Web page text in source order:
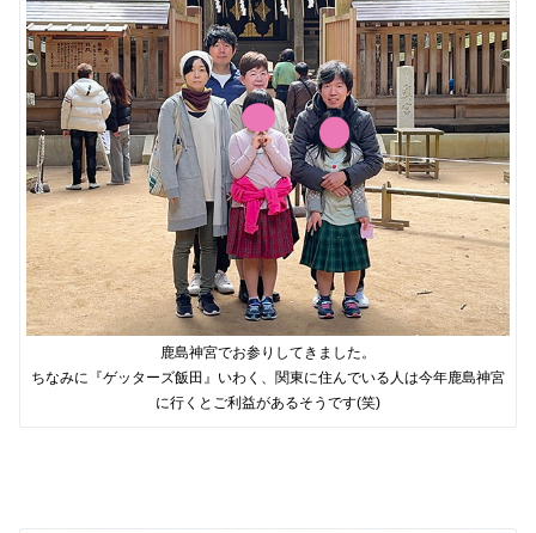
鹿島神宮でお参りしてきました。
ちなみに『ゲッターズ飯田』いわく、関東に住んでいる人は今年鹿島神宮
に行くとご利益があるそうです(笑)